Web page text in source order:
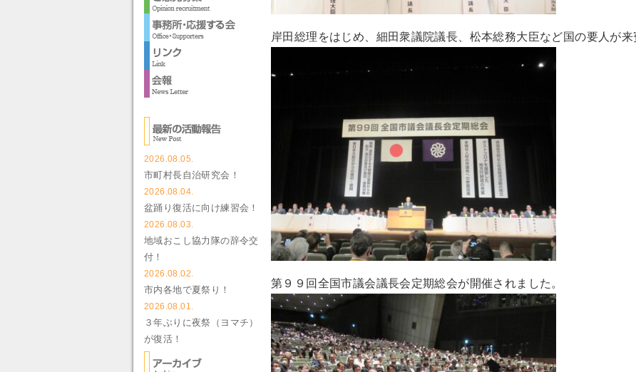
岸田総理をはじめ、細田衆議院議長、松本総務大臣など国の要人が来
第９９回全国市議会議長会定期総会が開催されました。
2026.08.05.
市町村長自治研究会！
2026.08.04.
盆踊り復活に向け練習会！
2026.08.03.
地域おこし協力隊の辞令交
付！
2026.08.02.
市内各地で夏祭り！
2026.08.01.
３年ぶりに夜祭（ヨマチ）
が復活！